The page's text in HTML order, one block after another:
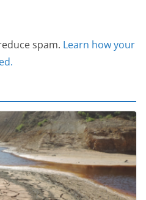
spam. Learn how your